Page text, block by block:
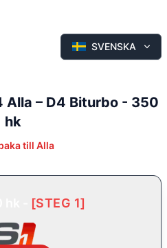
SVENSKA
Alla – D4 Biturbo - 350
hk
till Alla
[STEG 1]